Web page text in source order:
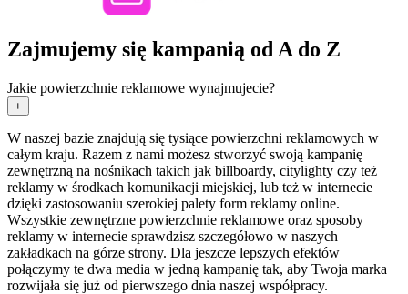
Zajmujemy się kampanią od A do Z
Jakie powierzchnie reklamowe wynajmujecie?
+
W naszej bazie znajdują się tysiące powierzchni reklamowych w
całym kraju. Razem z nami możesz stworzyć swoją kampanię
zewnętrzną na nośnikach takich jak billboardy, citylighty czy też
reklamy w środkach komunikacji miejskiej, lub też w internecie
dzięki zastosowaniu szerokiej palety form reklamy online.
Wszystkie zewnętrzne powierzchnie reklamowe oraz sposoby
reklamy w internecie sprawdzisz szczegółowo w naszych
zakładkach na górze strony. Dla jeszcze lepszych efektów
połączymy te dwa media w jedną kampanię tak, aby Twoja marka
rozwijała się już od pierwszego dnia naszej współpracy.